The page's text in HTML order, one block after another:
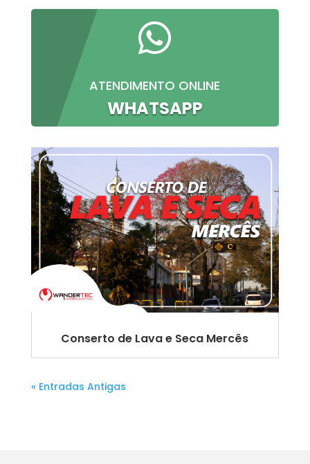

ATENDIMENTO ONLINE
WHATSAPP
Conserto de Lava e Seca Mercês
« Entradas Antigas